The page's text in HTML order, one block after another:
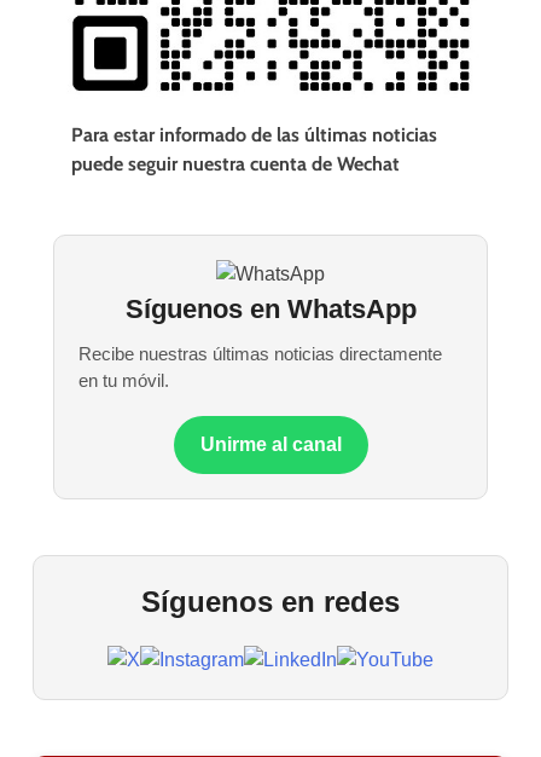
Para estar informado de las últimas noticias
puede seguir nuestra cuenta de Wechat
Síguenos en WhatsApp
Recibe nuestras últimas noticias directamente
en tu móvil.
Unirme al canal
Síguenos en redes